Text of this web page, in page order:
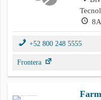
+52 800 248 5555
Frontera